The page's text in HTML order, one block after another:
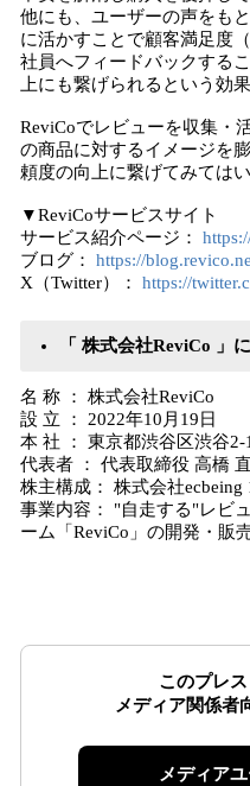
他にも、ユーザーの声をも
に活かすことで顧客満足度
社員へフィードバックする
上にも繋げられるという効
ReviCoでレビューを収集・
の商品に対するイメージを
頼度の向上に繋げてみては
▼ReviCoサービスサイト
サービス紹介ページ：
ブログ： https://
X（Twitter）： https://
「 株式会社ReviCo 」
名 称 ： 株式会社ReviCo
設 立 ： 2022年10月19日
本 社 ： 東京都渋谷区渋谷
代表者 ： 代表取締役 高橋
株主構成： 株式会社ecbeing
事業内容： "自走する"レビ
ーム「ReviCo」の開発・販
このプレス
メディア関係者
メディア